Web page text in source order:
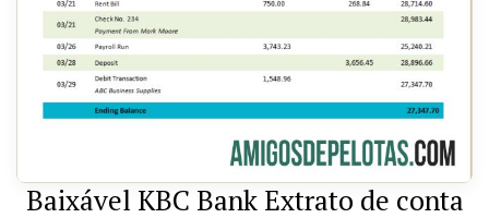
Baixável KBC Bank Extrato de conta